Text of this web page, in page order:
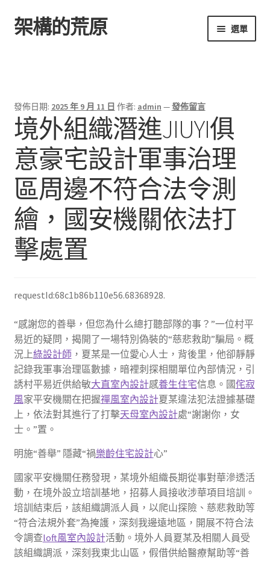
跳
至
跳
至
架構的荒原 選單
發佈日期: 2025 年 9 月 11 日 作者: admin —發佈留言
境外組織潛進JIUYI俱
意豪宅設計軍事治理
區周邊不符合法令測
繪，國安機關依法打
擊處置
requestId:68c1b86b110e56.68368928.
“感謝您的善舉，但您為什么總打聽部隊的事？”一位村平
易近的疑問，揭開了一場特別偽裝的“慈悲救助”騙局。概
況上綠設計師，夏某是一位愛心人士，背後里，他卻靜靜
記錄我軍事治理區數據，暗裡刺探相關單位內部情況，引
誘村平易近供給敏大直室內設計感養生住宅信息。國侘寂
風家平安機關在把握禪風室內設計夏某違法犯法證據基礎
上，依法對其進行了打擊天母室內設計處“謝謝你，女
士。”置。
明施“善舉” 隱藏“禍樂齡住宅設計心”
國家平安機關任務發現，某境外組織長期從事對華滲透活
動，在境外設立培訓基地，招募人員接收涉華項目培訓。
培訓結束后，該組織調派人員，以爬山探險、慈悲救助等
“符合法規外套”為掩護，深刻我邊遠地區，開展不符合法
令調查loft風室內設計活動。境外人員夏某及相關人員受
該組織調派，深刻我東北山區，假借供給醫療幫助等“善